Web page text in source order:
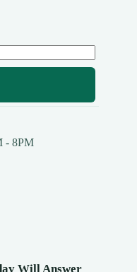
- 8PM
Will Answer